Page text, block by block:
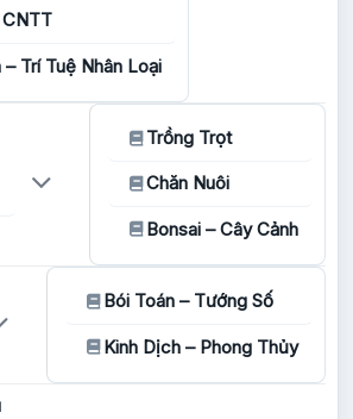
– Trí Tuệ Nhân Loại
Trồng Trọt
Chăn Nuôi
Bonsai – Cây Cảnh
Bói Toán – Tướng Số
Kinh Dịch – Phong Thủy